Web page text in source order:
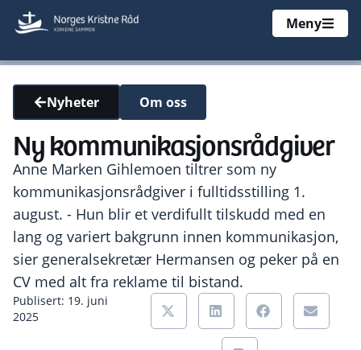
Meny
Nyheter Om oss
Ny kommunikasjonsrådgiver
Anne Marken Gihlemoen tiltrer som ny
kommunikasjonsrådgiver i fulltidsstilling 1.
august. - Hun blir et verdifullt tilskudd med en
lang og variert bakgrunn innen kommunikasjon,
sier generalsekretær Hermansen og peker på en
CV med alt fra reklame til bistand.
Publisert: 19. juni
2025